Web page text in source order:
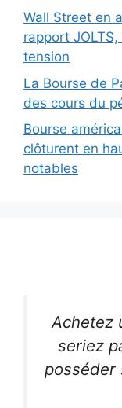
Wall Street en
rapport
tension
La Bourse de
des cours du
Bourse
clôturent en
notables
Achetez
seriez
posséder